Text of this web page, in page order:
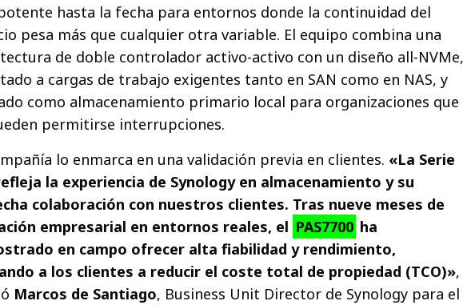
hasta la fecha para entornos donde la continuidad del
pesa más que cualquier otra variable. El equipo combina una
de doble controlador activo-activo con un diseño all-NVMe,
a cargas de trabajo exigentes tanto en SAN como en NAS, y
como almacenamiento primario local para organizaciones que
permitirse interrupciones.
lo enmarca en una validación previa en clientes. «La Serie
la experiencia de Synology en almacenamiento y su
colaboración con nuestros clientes. Tras nueve meses de
empresarial en entornos reales, el PAS7700 ha
en campo ofrecer alta fiabilidad y rendimiento,
a los clientes a reducir el coste total de propiedad (TCO)»,
Marcos de Santiago, Business Unit Director de Synology para el